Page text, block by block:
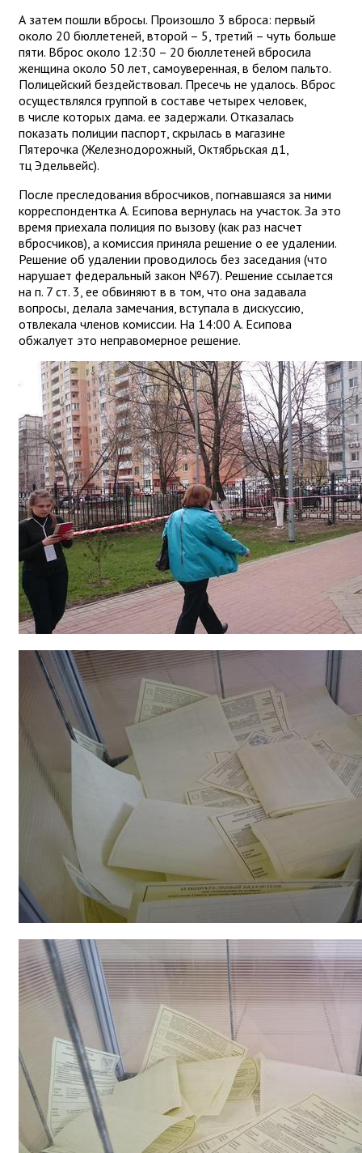
А затем пошли вбросы. Произошло 3 вброса: первый
около 20 бюллетеней, второй – 5, третий – чуть больше
пяти. Вброс около 12:30 – 20 бюллетеней вбросила
женщина около 50 лет, самоуверенная, в белом пальто.
Полицейский бездействовал. Пресечь не удалось. Вброс
осуществлялся группой в составе четырех человек,
в числе которых дама. ее задержали. Отказалась
показать полиции паспорт, скрылась в магазине
Пятерочка (Железнодорожный, Октябрьская д1,
тц Эдельвейс).
После преследования вбросчиков, погнавшаяся за ними
корреспондентка А. Есипова вернулась на участок. За это
время приехала полиция по вызову (как раз насчет
вбросчиков), а комиссия приняла решение о ее удалении.
Решение об удалении проводилось без заседания (что
нарушает федеральный закон №67). Решение ссылается
на п. 7 ст. 3, ее обвиняют в в том, что она задавала
вопросы, делала замечания, вступала в дискуссию,
отвлекала членов комиссии. На 14:00 А. Есипова
обжалует это неправомерное решение.